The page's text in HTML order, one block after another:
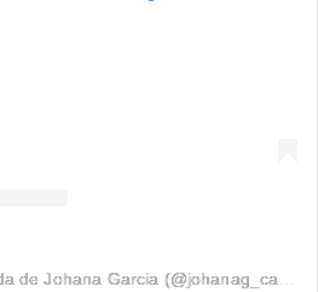
Una publicación compartida de Johana Garcia (@johanag_cardona)